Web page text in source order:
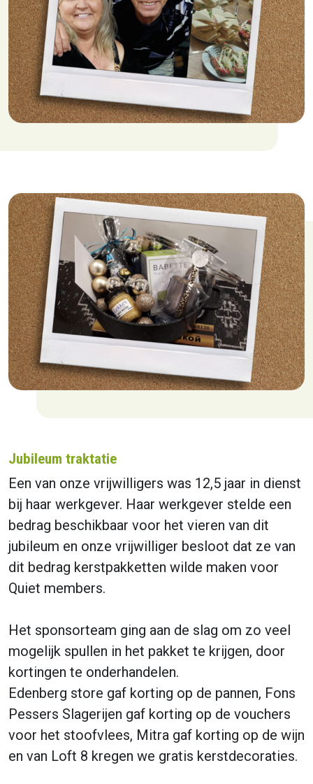
Jubileum traktatie
Een van onze vrijwilligers was 12,5 jaar in dienst
bij haar werkgever. Haar werkgever stelde een
bedrag beschikbaar voor het vieren van dit
jubileum en onze vrijwilliger besloot dat ze van
dit bedrag kerstpakketten wilde maken voor
Quiet members.
Het sponsorteam ging aan de slag om zo veel
mogelijk spullen in het pakket te krijgen, door
kortingen te onderhandelen.
Edenberg store gaf korting op de pannen, Fons
Pessers Slagerijen gaf korting op de vouchers
voor het stoofvlees, Mitra gaf korting op de wijn
en van Loft 8 kregen we gratis kerstdecoraties.